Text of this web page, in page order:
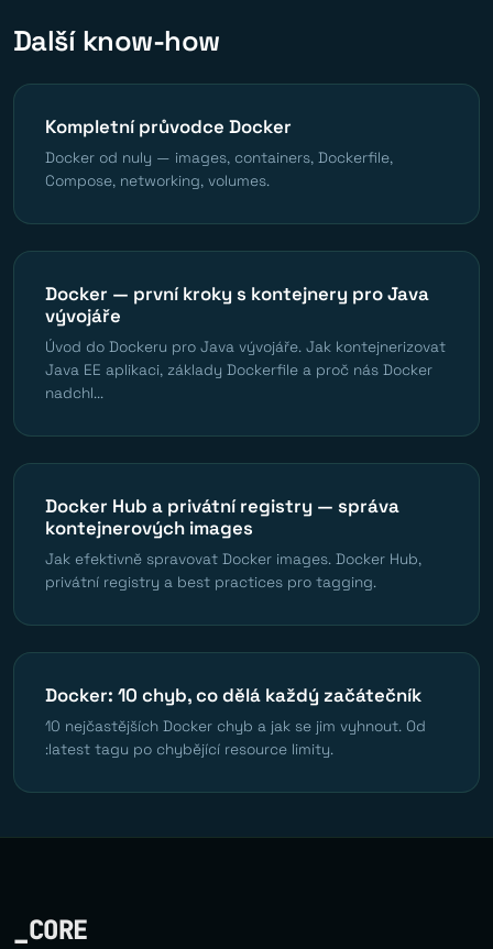
Další know-how
Kompletní průvodce Docker
Docker od nuly — images, containers, Dockerfile,
Compose, networking, volumes.
Docker — první kroky s kontejnery pro Java
vývojáře
Úvod do Dockeru pro Java vývojáře. Jak kontejnerizovat
Java EE aplikaci, základy Dockerfile a proč nás Docker
nadchl...
Docker Hub a privátní registry — správa
kontejnerových images
Jak efektivně spravovat Docker images. Docker Hub,
privátní registry a best practices pro tagging.
Docker: 10 chyb, co dělá každý začátečník
10 nejčastějších Docker chyb a jak se jim vyhnout. Od
:latest tagu po chybějící resource limity.
_CORE